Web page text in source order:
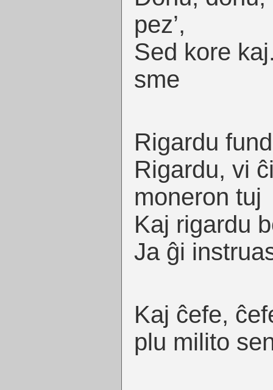
pez’,
Sed kore
sme
Rigardu
Rigardu, vi
moneron tuj
Kaj rigardu
Ja ĝi
Kaj ĉefe,
plu milito